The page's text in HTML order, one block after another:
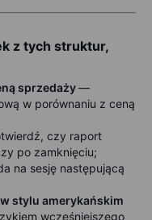
z tych struktur,
sprzedaży—
w porównaniu z ceną
czy raport
po zamknięciu;
na sesję następującą
stylu amerykańskim
wcześniejszego